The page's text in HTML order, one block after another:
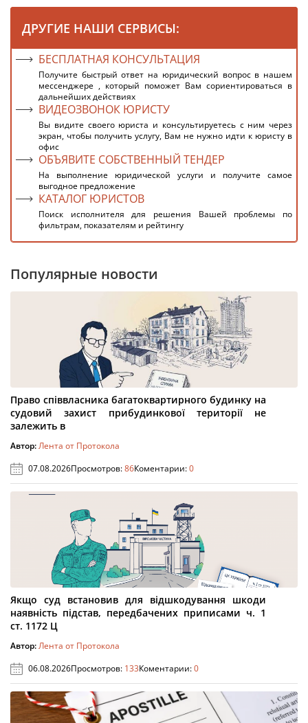
ДРУГИЕ НАШИ СЕРВИСЫ:
БЕСПЛАТНАЯ КОНСУЛЬТАЦИЯ
Получите быстрый ответ на юридический вопрос в нашем
мессенджере , который поможет Вам сориентироваться в
дальнейших действиях
ВИДЕОЗВОНОК ЮРИСТУ
Вы видите своего юриста и консультируетесь с ним через
экран, чтобы получить услугу, Вам не нужно идти к юристу в
офис
ОБЪЯВИТЕ СОБСТВЕННЫЙ ТЕНДЕР
На выполнение юридической услуги и получите самое
выгодное предложение
КАТАЛОГ ЮРИСТОВ
Поиск исполнителя для решения Вашей проблемы по
фильтрам, показателям и рейтингу
Популярные новости
Право співвласника багатоквартирного будинку на
судовий захист прибудинкової території не
залежить в
Автор:Лента от Протокола
07.08.2026Просмотров:86Коментарии:0
Якщо суд встановив для відшкодування шкоди
наявність підстав, передбачених приписами ч. 1
ст. 1172 Ц
Автор:Лента от Протокола
06.08.2026Просмотров: 133Коментарии:0